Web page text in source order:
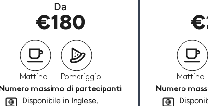
Da
€180
Mattino
Pomeriggio
Numero massimo di partecipanti
Disponibile in Inglese,
Mattino
Numero